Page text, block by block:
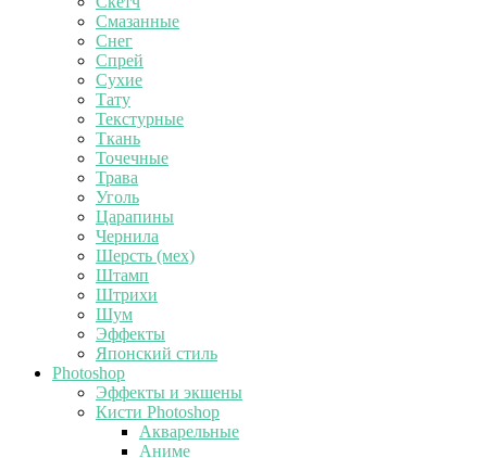
Смазанные
Снег
Спрей
Сухие
Тату
Текстурные
Ткань
Точечные
Трава
Уголь
Царапины
Чернила
Шерсть (мех)
Штамп
Штрихи
Шум
Эффекты
Японский стиль
Photoshop
Эффекты и экшены
Кисти Photoshop
Акварельные
Аниме